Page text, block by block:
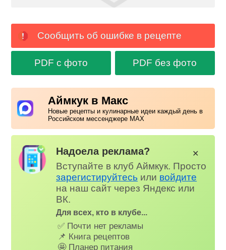
Сообщить об ошибке в рецепте
PDF с фото PDF без фото
Аймкук в Макс
Новые рецепты и кулинарные идеи каждый день в
Российском мессенджере MAX
Надоела реклама?
Вступайте в клуб Аймкук. Просто
зарегистируйтесь или войдите
на наш сайт через Яндекс или
ВК.
Для всех, кто в клубе...
✅ Почти нет рекламы
📌 Книга рецептов
🤩 Планер питания
✕